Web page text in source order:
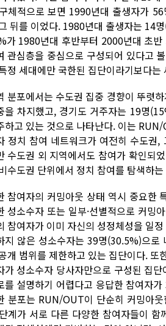
체적으로 보면 1990년대 출생자가
뒤를 이었다. 1980년대 출생자는 14
가 1980년대 후반부터 2000년대 초
관심층을 중심으로 구성되어 있다고
정 세대에만 국한된 집단이라기보다
분포에서는 수도권 집중 경향이 뚜렷
을 차지했고, 경기도 거주자는 19명
하고 있는 것으로 나타난다. 이는
정치 참여 네트워크가 여전히 수도권
수도권 외 지역에서도 참여가 확인되
수도권 단위에서 정치 참여를 탐색하
참여자의 커밍아웃 상태 역시 중요한
성소수자 또는 일부·선별적으로 커밍
참여자가 이미 자신의 성정체성을 일
지 않은 성소수자는 39명(30.5%)으로
개 범위를 제한하고 있는 집단이다.
가 성소수자 당사자만으로 구성된 집
를 설명하기 어렵다고 응답한 참여자
분포는 RUN/OUT이 단순히 커밍아
계가 서로 다른 다양한 참여자들이